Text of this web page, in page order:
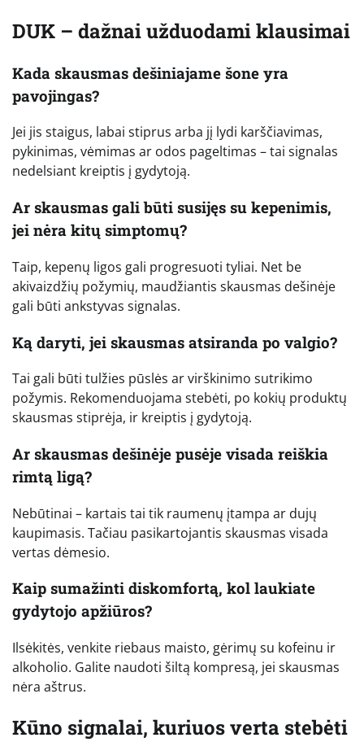
DUK – dažnai užduodami klausimai
Kada skausmas dešiniajame šone yra
pavojingas?
Jei jis staigus, labai stiprus arba jį lydi karščiavimas,
pykinimas, vėmimas ar odos pageltimas – tai signalas
nedelsiant kreiptis į gydytoją.
Ar skausmas gali būti susijęs su kepenimis,
jei nėra kitų simptomų?
Taip, kepenų ligos gali progresuoti tyliai. Net be
akivaizdžių požymių, maudžiantis skausmas dešinėje
gali būti ankstyvas signalas.
Ką daryti, jei skausmas atsiranda po valgio?
Tai gali būti tulžies pūslės ar virškinimo sutrikimo
požymis. Rekomenduojama stebėti, po kokių produktų
skausmas stiprėja, ir kreiptis į gydytoją.
Ar skausmas dešinėje pusėje visada reiškia
rimtą ligą?
Nebūtinai – kartais tai tik raumenų įtampa ar dujų
kaupimasis. Tačiau pasikartojantis skausmas visada
vertas dėmesio.
Kaip sumažinti diskomfortą, kol laukiate
gydytojo apžiūros?
Ilsėkitės, venkite riebaus maisto, gėrimų su kofeinu ir
alkoholio. Galite naudoti šiltą kompresą, jei skausmas
nėra aštrus.
Kūno signalai, kuriuos verta stebėti